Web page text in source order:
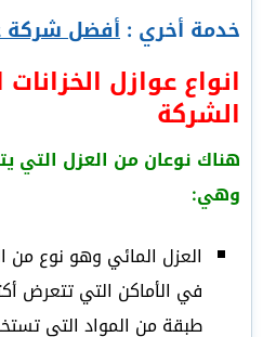
خدمة أخري : أفضل شركة
انواع عوازل
الشركة
هناك نوعان من العزل التي
وهي:
العزل المائي وهو نوع من
في الأماكن التي تتعرض
طبقة من المواد التي